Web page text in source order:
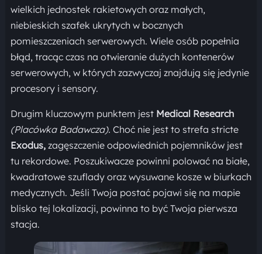
wielkich jednostek rakietowych oraz małych,
niebieskich szafek ukrytych w bocznych
pomieszczeniach serwerowych. Wiele osób popełnia
błąd, tracąc czas na otwieranie dużych kontenerów
serwerowych, w których zazwyczaj znajdują się jedynie
procesory i sensory.
Drugim kluczowym punktem jest Medical Research
(Placówka Badawcza). Choć nie jest to strefa stricte
Exodus, zagęszczenie odpowiednich pojemników jest
tu rekordowe. Poszukiwacze powinni polować na białe,
kwadratowe szuflady oraz wysuwane kosze w biurkach
medycznych. Jeśli Twoja postać pojawi się na mapie
blisko tej lokalizacji, powinna to być Twoja pierwsza
stacja.